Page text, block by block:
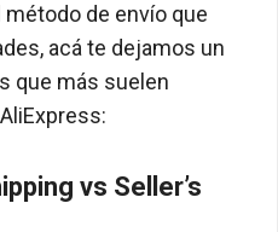
método de envío que
acá te dejamos un
que más suelen
vs Seller’s